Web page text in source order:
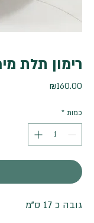
רימון תלת
₪160.00
כמות *
גובה כ 17 ס"מ